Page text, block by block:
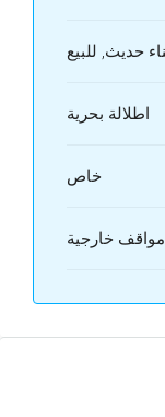
حديث, للبيع
اطلالة بحرية
خاص
مواقف خارجية